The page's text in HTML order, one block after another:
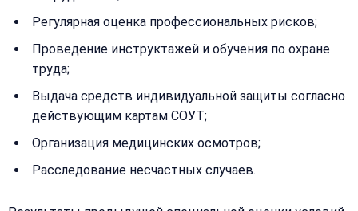
Регулярная оценка профессиональных рисков;
Проведение инструктажей и обучения по охране
труда;
Выдача средств индивидуальной защиты согласно
действующим картам СОУТ;
Организация медицинских осмотров;
Расследование несчастных случаев.